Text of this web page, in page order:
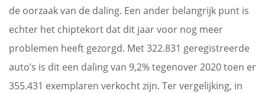
de oorzaak van de daling. Een ander belangrijk punt is
echter het chiptekort dat dit jaar voor nog meer
problemen heeft gezorgd. Met 322.831 geregistreerde
auto’s is dit een daling van 9,2% tegenover 2020 toen er
355.431 exemplaren verkocht zijn. Ter vergelijking, in